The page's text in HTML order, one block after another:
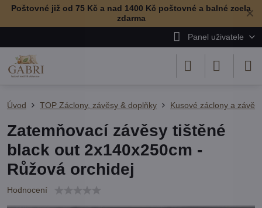
✕
Poštovné již od 75 Kč a nad 1400 Kč poštovné a balné zcela
zdarma
Panel uživatele
Úvod TOP Záclony, závěsy & doplňky Kusové záclony a
Zatemňovací závěsy tištěné
black out 2x140x250cm -
Růžová orchidej
Hodnocení